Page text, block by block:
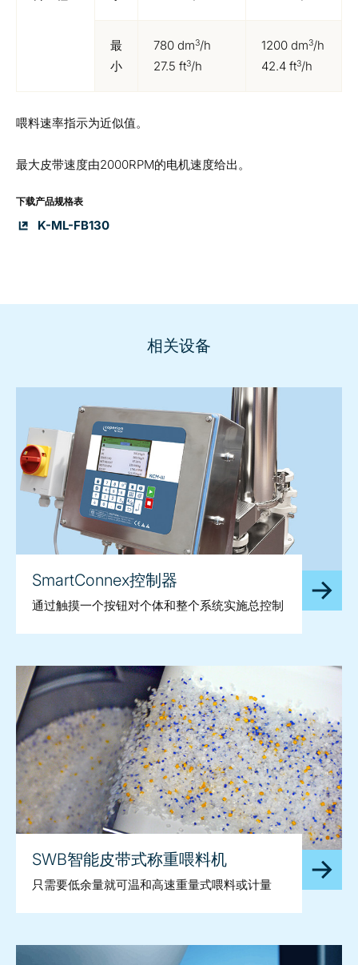
最
小
780 dm3/h
27.5 ft3/h
1200 dm3/h
42.4 ft3/h
喂料速率指示为近似值。
最大皮带速度由2000RPM的电机速度给出。
下载产品规格表
K-ML-FB130
相关设备
SmartConnex控制器
通过触摸一个按钮对个体和整个系统实施总控制
SWB智能皮带式称重喂料机
只需要低余量就可温和高速重量式喂料或计量